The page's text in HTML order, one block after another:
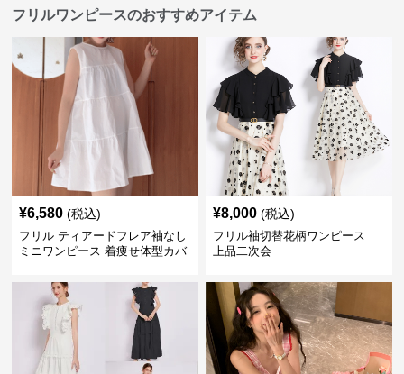
フリルワンピースのおすすめアイテム
¥6,580 (税込)
フリル ティアードフレア袖なし
ミニワンピース 着痩せ体型カバ
¥8,000 (税込)
フリル袖切替花柄ワンピース
上品二次会